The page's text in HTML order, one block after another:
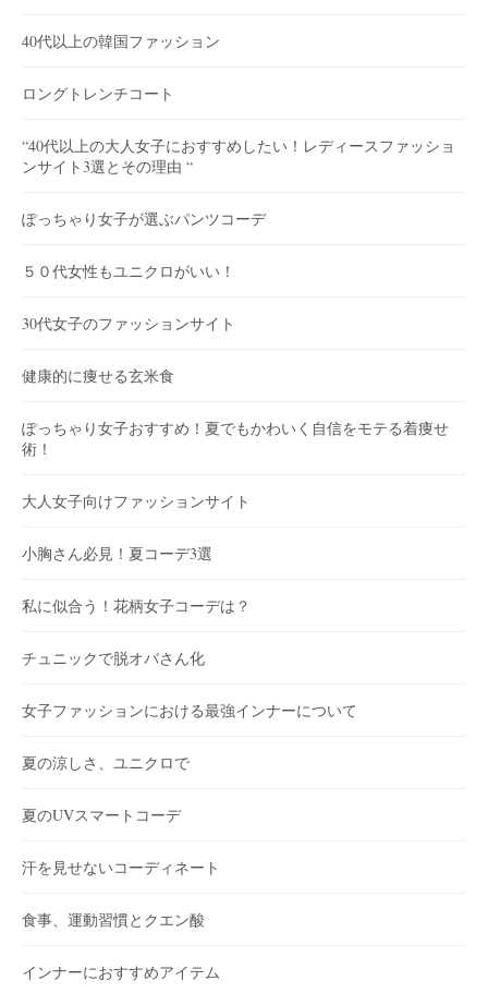
40代以上の韓国ファッション
ロングトレンチコート
“40代以上の大人女子におすすめしたい！レディースファッショ
ンサイト3選とその理由 “
ぽっちゃり女子が選ぶパンツコーデ
５０代女性もユニクロがいい！
30代女子のファッションサイト
健康的に痩せる玄米食
ぽっちゃり女子おすすめ！夏でもかわいく自信をモテる着痩せ
術！
大人女子向けファッションサイト
小胸さん必見！夏コーデ3選
私に似合う！花柄女子コーデは？
チュニックで脱オバさん化
女子ファッションにおける最強インナーについて
夏の涼しさ、ユニクロで
夏のUVスマートコーデ
汗を見せないコーディネート
食事、運動習慣とクエン酸
インナーにおすすめアイテム